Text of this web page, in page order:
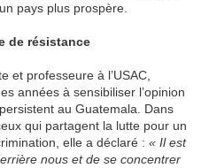
pays plus prospère.
de résistance
et professeure à l’USAC,
années à sensibiliser l’opinion
au Guatemala. Dans
qui partagent la lutte pour un
elle a déclaré : « Il est
nous et de se concentrer